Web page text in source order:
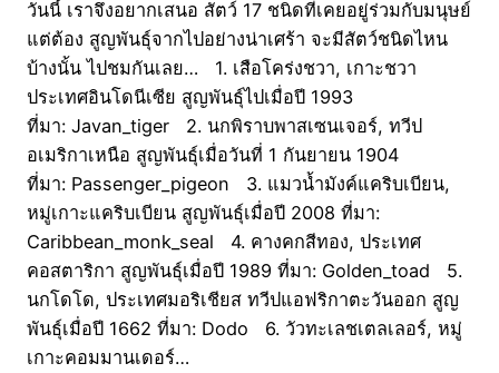
วันนี้ เราจึงอยากเสนอ สัตว์ 17 ชนิดที่เคยอยู่ร่วมกับมนุษย์
แต่ต้อง สูญพันธุ์จากไปอย่างน่าเศร้า จะมีสัตว์ชนิดไหน
บ้างนั้น ไปชมกันเลย… 1. เสือโคร่งชวา, เกาะชวา
ประเทศอินโดนีเซีย สูญพันธุ์ไปเมื่อปี 1993
ที่มา: Javan_tiger 2. นกพิราบพาสเซนเจอร์, ทวีป
อเมริกาเหนือ สูญพันธุ์เมื่อวันที่ 1 กันยายน 1904
ที่มา: Passenger_pigeon 3. แมวน้ำมังค์แคริบเบียน,
หมู่เกาะแคริบเบียน สูญพันธุ์เมื่อปี 2008 ที่มา:
Caribbean_monk_seal 4. คางคกสีทอง, ประเทศ
คอสตาริกา สูญพันธุ์เมื่อปี 1989 ที่มา: Golden_toad 5.
นกโดโด, ประเทศมอริเชียส ทวีปแอฟริกาตะวันออก สูญ
พันธุ์เมื่อปี 1662 ที่มา: Dodo 6. วัวทะเลชเตลเลอร์, หมู่
เกาะคอมมานเดอร์…